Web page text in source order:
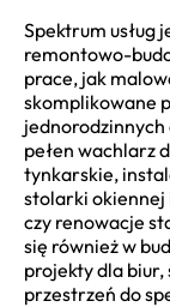
Spektrum usług
remontowo-
prace, jak
skomplikowane
pełen wachlarz
tynkarskie,
stolarki okiennej
czy renowacje
się również w
projekty dla
przestrzeń do